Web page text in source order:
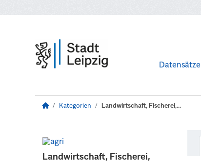
Datensätze
Kategorien Landwirtschaft, Fischerei,...
Landwirtschaft, Fischerei,